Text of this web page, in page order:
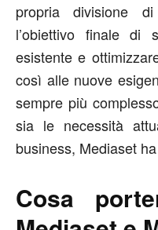
propria divisione
l’obiettivo finale di
esistente e
così alle nuove
sempre più
sia le necessità
business, Mediaset
Cosa